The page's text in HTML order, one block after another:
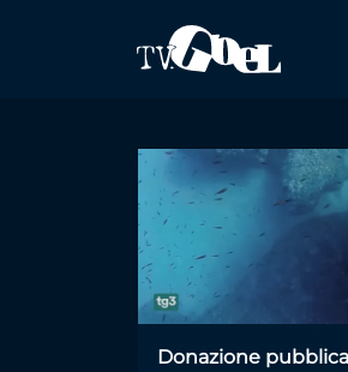
Video
Donazione